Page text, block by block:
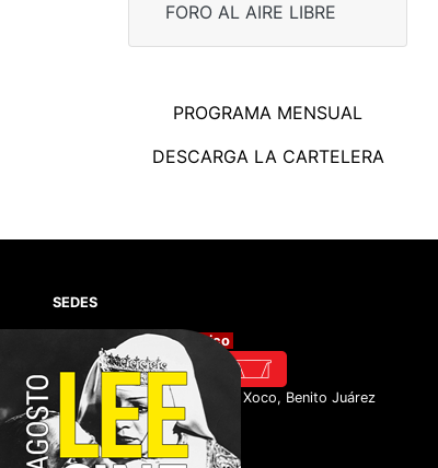
FORO AL AIRE LIBRE
PROGRAMA MENSUAL
DESCARGA LA CARTELERA
SEDES
Cineteca Nacional México
Av. México Coyoacán #389, Xoco, Benito Juárez
03330 Ciudad de México.
CONTACTO